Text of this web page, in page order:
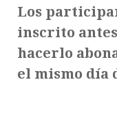
Los
inscrito
hacerlo
el mismo día